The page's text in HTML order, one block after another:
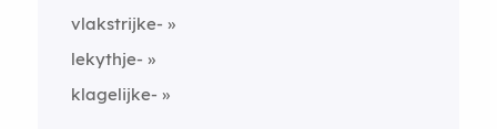
vlakstrijke-
lekythje-
klagelijke-